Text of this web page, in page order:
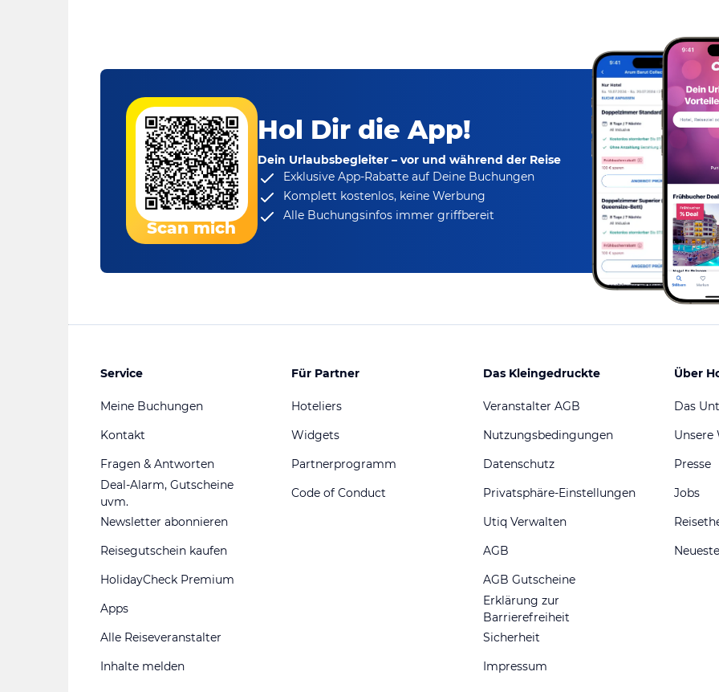
Scan mich
Hol Dir die App!
Dein Urlaubsbegleiter – vor und während der Reise
Exklusive App-Rabatteauf Deine Buchungen
Komplett kostenlos, keine Werbung
Alle Buchungsinfos immer griffbereit
Service
Meine Buchungen
Kontakt
Fragen & Antworten
Deal-Alarm, Gutscheine
uvm.
Newsletter abonnieren
Reisegutschein kaufen
HolidayCheck Premium
Apps
Alle Reiseveranstalter
Inhalte melden
Für Partner
Hoteliers
Widgets
Partnerprogramm
Code of Conduct
Das Kleingedruckte
Veranstalter AGB
Nutzungsbedingungen
Datenschutz
Privatsphäre-Einstellungen
Utiq Verwalten
AGB
AGB Gutscheine
Erklärung zur
Barrierefreiheit
Sicherheit
Impressum
Über
Das
Unsere
Presse
Jobs